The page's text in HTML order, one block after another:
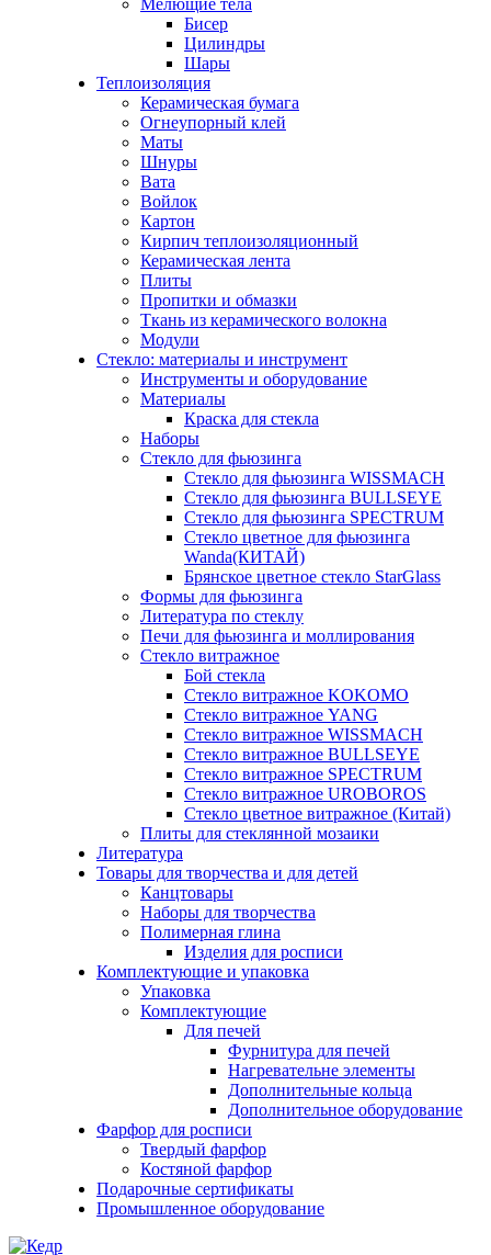
Мелющие тела
Бисер
Цилиндры
Шары
Теплоизоляция
Керамическая бумага
Огнеупорный клей
Маты
Шнуры
Вата
Войлок
Картон
Кирпич теплоизоляционный
Керамическая лента
Плиты
Пропитки и обмазки
Ткань из керамического волокна
Модули
Стекло: материалы и инструмент
Инструменты и оборудование
Материалы
Краска для стекла
Наборы
Стекло для фьюзинга
Стекло для фьюзинга WISSMACH
Стекло для фьюзинга BULLSEYE
Стекло для фьюзинга SPECTRUM
Стекло цветное для фьюзинга
Wanda(КИТАЙ)
Брянское цветное стекло StarGlass
Формы для фьюзинга
Литература по стеклу
Печи для фьюзинга и моллирования
Стекло витражное
Бой стекла
Стекло витражное KOKOMO
Стекло витражное YANG
Стекло витражное WISSMACH
Стекло витражное BULLSEYE
Стекло витражное SPECTRUM
Стекло витражное UROBOROS
Стекло цветное витражное (Китай)
Плиты для стеклянной мозаики
Литература
Товары для творчества и для детей
Канцтовары
Наборы для творчества
Полимерная глина
Изделия для росписи
Комплектующие и упаковка
Упаковка
Комплектующие
Для печей
Фурнитура для печей
Нагревательне элементы
Дополнительные кольца
Дополнительное оборудование
Фарфор для росписи
Твердый фарфор
Костяной фарфор
Подарочные сертификаты
Промышленное оборудование